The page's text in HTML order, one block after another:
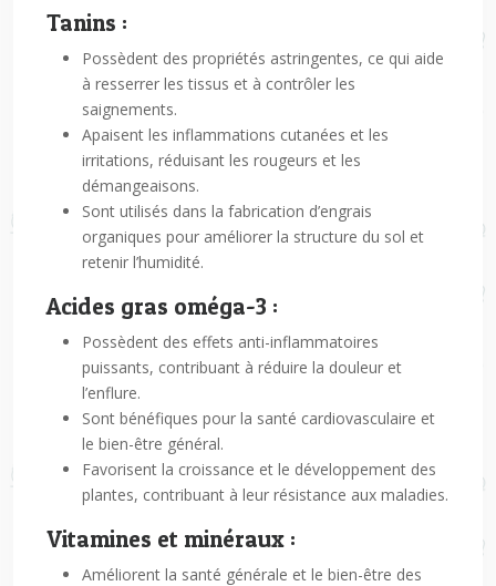
Tanins :
Possèdent des propriétés astringentes, ce qui aide
à resserrer les tissus et à contrôler les
saignements.
Apaisent les inflammations cutanées et les
irritations, réduisant les rougeurs et les
démangeaisons.
Sont utilisés dans la fabrication d’engrais
organiques pour améliorer la structure du sol et
retenir l’humidité.
Acides gras oméga-3 :
Possèdent des effets anti-inflammatoires
puissants, contribuant à réduire la douleur et
l’enflure.
Sont bénéfiques pour la santé cardiovasculaire et
le bien-être général.
Favorisent la croissance et le développement des
plantes, contribuant à leur résistance aux maladies.
Vitamines et minéraux :
Améliorent la santé générale et le bien-être des